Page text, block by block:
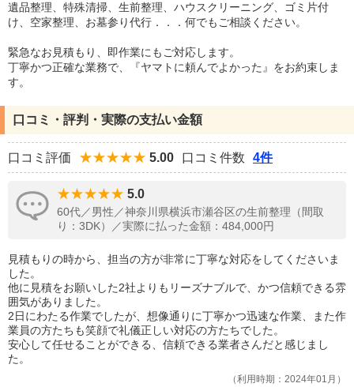
遺品整理、特殊清掃、生前整理、ハウスクリーニング、ゴミ片付
け、空家整理、お墓参り代行．．．何でもご相談ください。
緊急なお見積もり、即作業にもご対応します。
丁寧かつ正確な業務で、『ヤマトに頼んでよかった』をお約束しま
す。
口コミ・評判・実際の支払い金額
口コミ評価 5.00 口コミ件数 4件
5.0
60代／男性／神奈川県横浜市瀬谷区の生前整理（間取
り：3DK）／実際に払った金額：484,000円
見積もりの時から、担当の方が非常に丁寧な対応をしてくださいま
した。
他に見積をお願いした2社よりもリーズナブルで、かつ信頼できる雰
囲気がありました。
2日にわたる作業でしたが、想像通りに丁寧かつ迅速な作業、また作
業員の方たちも笑顔で礼儀正しい対応の方たちでした。
安心して任せることができる、信頼できる業者さんだと感じまし
た。
利用時期：2024年01月